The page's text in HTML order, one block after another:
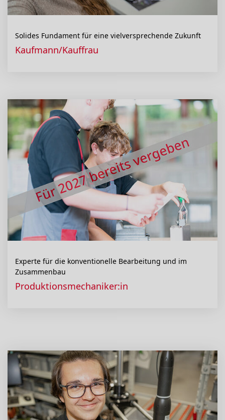
Solides Fundament für eine vielversprechende Zukunft
Kaufmann/Kauffrau
Experte für die konventionelle Bearbeitung und im
Zusammenbau
Produktionsmechaniker:in